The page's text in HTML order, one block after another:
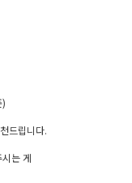
드립니다.
는 게